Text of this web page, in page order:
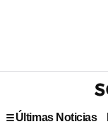
Últimas Noticias